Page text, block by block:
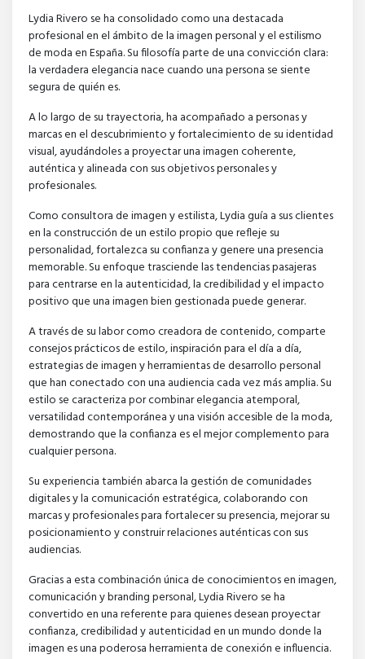
Lydia Rivero se ha consolidado como una destacada
profesional en el ámbito de la imagen personal y el estilismo
de moda en España. Su filosofía parte de una convicción clara:
la verdadera elegancia nace cuando una persona se siente
segura de quién es.
A lo largo de su trayectoria, ha acompañado a personas y
marcas en el descubrimiento y fortalecimiento de su identidad
visual, ayudándoles a proyectar una imagen coherente,
auténtica y alineada con sus objetivos personales y
profesionales.
Como consultora de imagen y estilista, Lydia guía a sus clientes
en la construcción de un estilo propio que refleje su
personalidad, fortalezca su confianza y genere una presencia
memorable. Su enfoque trasciende las tendencias pasajeras
para centrarse en la autenticidad, la credibilidad y el impacto
positivo que una imagen bien gestionada puede generar.
A través de su labor como creadora de contenido, comparte
consejos prácticos de estilo, inspiración para el día a día,
estrategias de imagen y herramientas de desarrollo personal
que han conectado con una audiencia cada vez más amplia. Su
estilo se caracteriza por combinar elegancia atemporal,
versatilidad contemporánea y una visión accesible de la moda,
demostrando que la confianza es el mejor complemento para
cualquier persona.
Su experiencia también abarca la gestión de comunidades
digitales y la comunicación estratégica, colaborando con
marcas y profesionales para fortalecer su presencia, mejorar su
posicionamiento y construir relaciones auténticas con sus
audiencias.
Gracias a esta combinación única de conocimientos en imagen,
comunicación y branding personal, Lydia Rivero se ha
convertido en una referente para quienes desean proyectar
confianza, credibilidad y autenticidad en un mundo donde la
imagen es una poderosa herramienta de conexión e influencia.